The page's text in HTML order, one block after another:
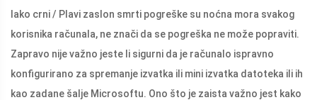
Iako crni / Plavi zaslon smrti pogreške su noćna mora svakog
korisnika računala, ne znači da se pogreška ne može popraviti.
Zapravo nije važno jeste li sigurni da je računalo ispravno
konfigurirano za spremanje izvatka ili mini izvatka datoteka ili ih
kao zadane šalje Microsoftu. Ono što je zaista važno jest kako